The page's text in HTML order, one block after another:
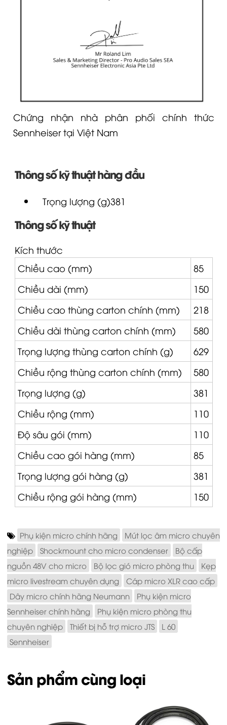
Chứng nhận nhà phân phối chính thức
Sennheiser tại Việt Nam
Thông số kỹ thuật hàng đầu
Trọng lượng (g)381
Thông số kỹ thuật
Kích thước
Chiều cao (mm)
85
Chiều dài (mm)
150
Chiều cao thùng carton chính (mm)
218
Chiều dài thùng carton chính (mm)
580
Trọng lượng thùng carton chính (g)
629
Chiều rộng thùng carton chính (mm)
580
Trọng lượng (g)
381
Chiều rộng (mm)
110
Độ sâu gói (mm)
110
Chiều cao gói hàng (mm)
85
Trọng lượng gói hàng (g)
381
Chiều rộng gói hàng (mm)
150
Phụ kiện micro chính hãng
Mút lọc âm micro chuyên
nghiệp
Shockmount cho micro condenser
Bộ cấp
nguồn 48V cho micro
Bộ lọc gió micro phòng thu
Kẹp
micro livestream chuyên dụng
Cáp micro XLR cao cấp
Dây micro chính hãng Neumann
Phụ kiện micro
Sennheiser chính hãng
Phụ kiện micro phòng thu
chuyên nghiệp
Thiết bị hỗ trợ micro JTS
L 60
Sennheiser
Sản phẩm cùng loại